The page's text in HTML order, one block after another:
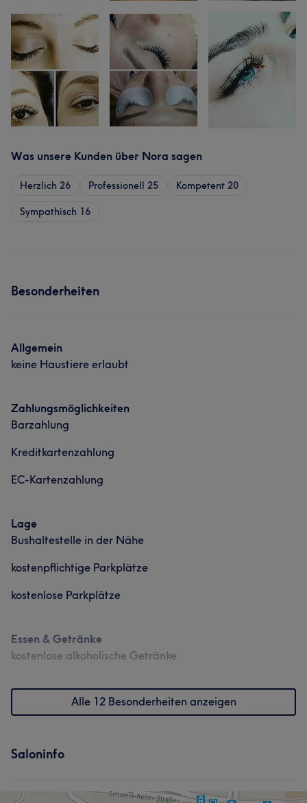
Was unsere Kunden über Nora sagen
Herzlich 26 Professionell 25 Kompetent 20
Sympathisch 16
Besonderheiten
Allgemein
keine Haustiere erlaubt
Zahlungsmöglichkeiten
Barzahlung
Kreditkartenzahlung
EC-Kartenzahlung
Lage
Bushaltestelle in der Nähe
kostenpflichtige Parkplätze
kostenlose Parkplätze
Essen & Getränke
kostenlose alkoholische Getränke
Alle 12 Besonderheiten anzeigen
Saloninfo